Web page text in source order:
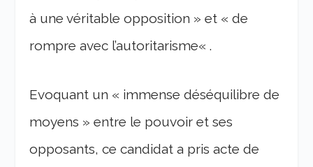
à une véritable opposition » et « de
rompre avec l’autoritarisme« .
Evoquant un « immense déséquilibre de
moyens » entre le pouvoir et ses
opposants, ce candidat a pris acte de